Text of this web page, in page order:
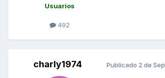
Usuarios
492
charly1974 Publicado 2 de